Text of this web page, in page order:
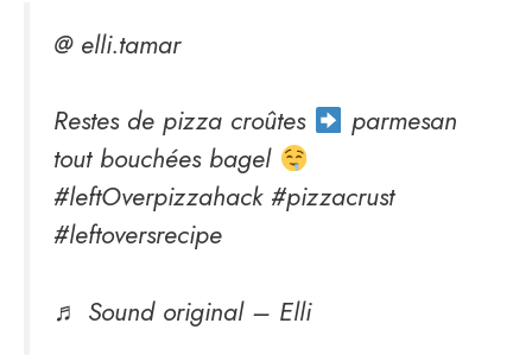
@ elli.tamar
Restes de pizza croûtes
parmesan
tout bouchées bagel
#leftOverpizzahack #pizzacrust
#leftoversrecipe
♬ Sound original – Elli